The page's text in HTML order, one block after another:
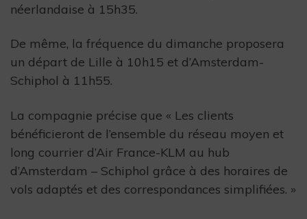
néerlandaise à 15h35.
De même, la fréquence du dimanche proposera
un départ de Lille à 10h15 et d’Amsterdam-
Schiphol à 11h55.
La compagnie précise que « Les clients
bénéficieront de l’ensemble du réseau moyen et
long courrier d’Air France-KLM au hub
d’Amsterdam – Schiphol grâce à des horaires de
vols adaptés et des correspondances simplifiées. »